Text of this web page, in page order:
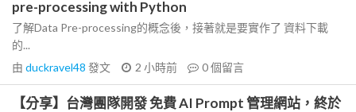
pre-processing with Python
了解Data Pre-processing的概念後，接著就是要實作了 資料下載
的...
由 duckravel48 發文 2 小時前 0個留言
【分享】台灣團隊開發 免費 AI Prompt 管理網站，終於